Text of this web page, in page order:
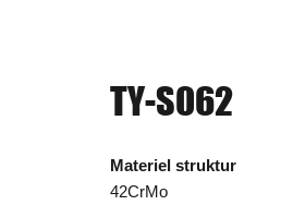
TY-S062
Materiel struktur
42CrMo